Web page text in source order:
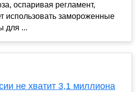
оспаривая регламент,
использовать замороженные
для ...
не хватит 3,1 миллиона